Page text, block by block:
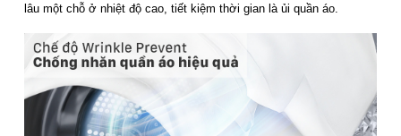
lâu một chỗ ở nhiệt độ cao, tiết kiệm thời gian là ủi quần áo.